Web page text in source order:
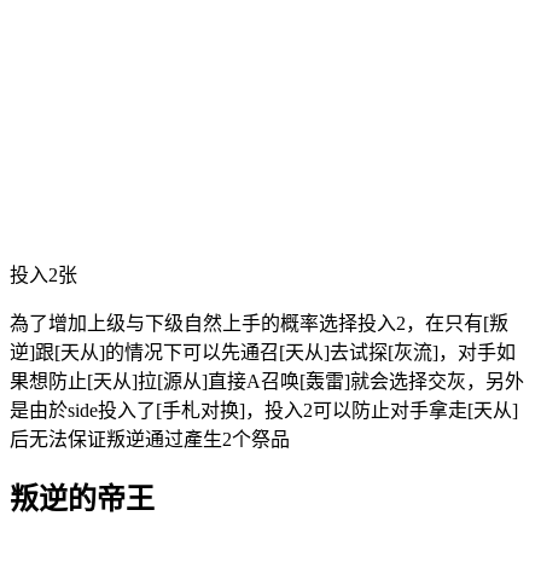
投入2张
為了增加上级与下级自然上手的概率选择投入2，在只有[叛
逆]跟[天从]的情况下可以先通召[天从]去试探[灰流]，对手如
果想防止[天从]拉[源从]直接A召唤[轰雷]就会选择交灰，另外
是由於side投入了[手札对换]，投入2可以防止对手拿走[天从]
后无法保证叛逆通过產生2个祭品
叛逆的帝王